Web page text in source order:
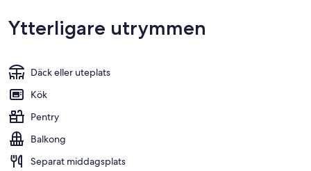
Ytterligare utrymmen
Däck eller uteplats
Kök
Pentry
Balkong
Separat middagsplats